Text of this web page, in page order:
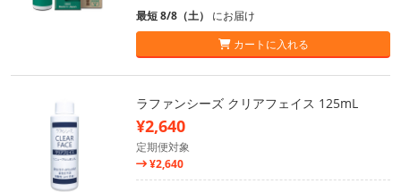
最短 8/8（土） にお届け
カートに入れる
ラファンシーズ クリアフェイス 125mL
¥2,640
定期便対象
¥2,640